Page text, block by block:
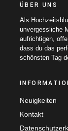
ÜBER UNS
Als
unvergessliche
aufrichtigen,
dass du das
schönsten Tag
Neuigkeiten
Kontakt